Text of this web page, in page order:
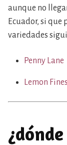
aunque no
Ecuador, si que
variedades
Penny Lane
Lemon